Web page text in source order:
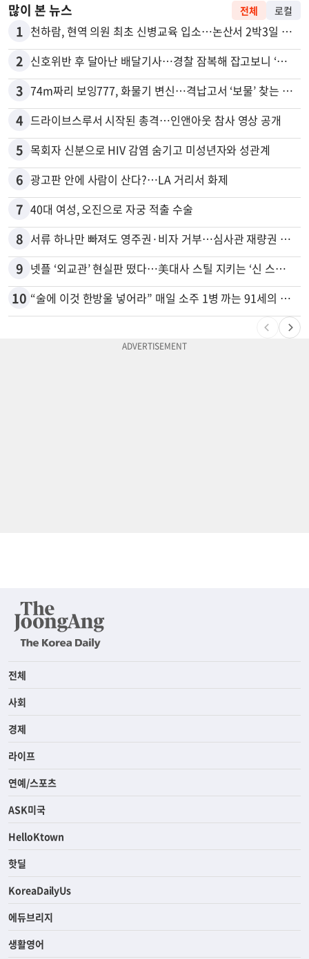
많이 본 뉴스 전체 로컬
1 천하람, 현역 의원 최초 신병교육 입소…논산서 2박3일 생활
2 신호위반 후 달아난 배달기사…경찰 잠복해 잡고보니 ‘반전’
3 74m짜리 보잉777, 화물기 변신…격납고서 ‘보물’ 찾는 인천공항
4 드라이브스루서 시작된 총격…인앤아웃 참사 영상 공개
5 목회자 신분으로 HIV 감염 숨기고 미성년자와 성관계
6 광고판 안에 사람이 산다?…LA 거리서 화제
7 40대 여성, 오진으로 자궁 적출 수술
8 서류 하나만 빠져도 영주권·비자 거부…심사관 재량권 대폭 확대
9 넷플 ‘외교관’ 현실판 떴다…美대사 스틸 지키는 ‘신 스틸러’
10 “술에 이것 한방울 넣어라” 매일 소주 1병 까는 91세의 철칙
전체
사회
경제
라이프
연예/스포츠
ASK미국
HelloKtown
핫딜
KoreaDailyUs
에듀브리지
생활영어